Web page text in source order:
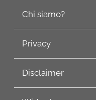
Chi siamo?
Privacy
Disclaimer